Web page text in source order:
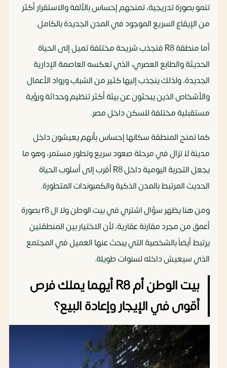
تنمو بصورة تدريجية، تمنحهم إحساس بالألفة والاستقرار أكثر
من الإيقاع السريع الموجود في المدن الجديدة بالكامل.
أما منطقة R8 فتجذب شريحة مختلفة تميل إلى الحياة
الحديثة والطابع العصري، الذي تعكسه العاصمة الإدارية
الجديدة، ولذلك ينجذب إليها كثير من الشباب ورواد الأعمال
والأشخاص الذين يبحثون عن بيئة أكثر تنظيم وحداثة ورؤية
مستقبلية مختلفة للسكن داخل مصر.
كما تمنح المنطقة سكانها إحساس بأنهم يعيشون داخل
مدينة لا تزال في مرحلة صعود سريع وتطور مستمر، وهو ما
يجعل التجربة اليومية داخل R8 أقرب إلى أسلوب الحياة
الحديث المرتبط بالمدن الذكية والكمبوندات المتطورة.
ومن هنا يظهر سؤال اشتري في بيت الوطن ولا ال r8 بصورة
أعمق من مجرد مقارنة عقارية، لأن الاختيار بين المنطقتين
يرتبط أيضاً بالشخصية التي يبحث عنها العميل في المجتمع
الذي سيعيش داخله لسنوات طويلة.
بيت الوطن أم R8 أيهما يملك فرص
أقوى في الإيجار وإعادة البيع؟